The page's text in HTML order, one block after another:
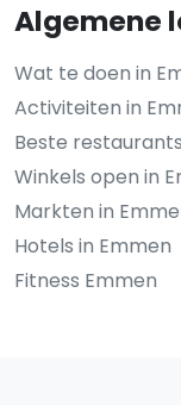
Algemene
Wat te doen in
Activiteiten in
Beste
Winkels open in
Markten in
Hotels in Emmen
Fitness Emmen